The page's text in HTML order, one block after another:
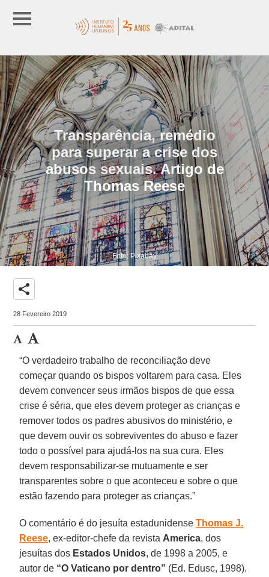
Transparência, remédio
para superar a crise dos
abusos sexuais. Artigo de
Thomas Reese
Foto: Pixabay
share
28 Fevereiro 2019
“O verdadeiro trabalho de reconciliação deve
começar quando os bispos voltarem para casa. Eles
devem convencer seus irmãos bispos de que essa
crise é séria, que eles devem proteger as crianças e
remover todos os padres abusivos do ministério, e
que devem ouvir os sobreviventes do abuso e fazer
todo o possível para ajudá-los na sua cura. Eles
devem responsabilizar-se mutuamente e ser
transparentes sobre o que aconteceu e sobre o que
estão fazendo para proteger as crianças.”
O comentário é do jesuíta estadunidenseThomas J.
Reese, ex-editor-chefe da revista America, dos
jesuítas dos Estados Unidos, de 1998 a 2005, e
autor de “O Vaticano por dentro” (Ed. Edusc, 1998).